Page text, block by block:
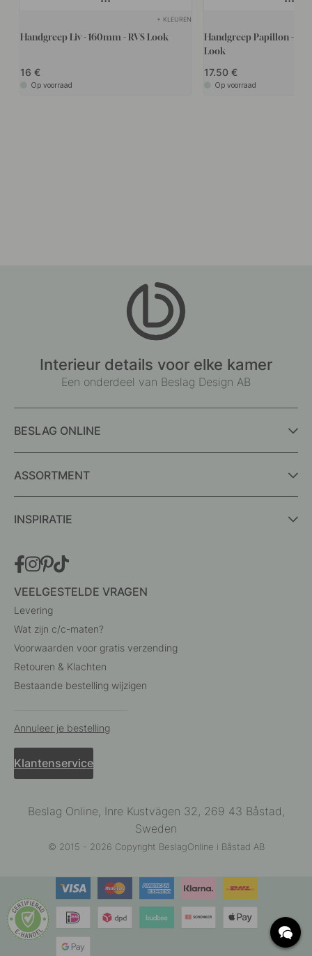
+ KLEUREN
Handgreep Liv - 160mm - RVS Look
16
Op voorraad
Handgreep Papillon -
Look
17.50
Op voorraad
Interieur details voor elke kamer
Een onderdeel van Beslag Design AB
BESLAG ONLINE
ASSORTMENT
INSPIRATIE
VEELGESTELDE VRAGEN
Levering
Wat zijn c/c-maten?
Voorwaarden voor gratis verzending
Retouren & Klachten
Bestaande bestelling wijzigen
Annuleer je bestelling
Klantenservice
Beslag Online, Inre Kustvägen 32, 269 43 Båstad,
Sweden
© 2015 - 2026 Copyright BeslagOnline i Båstad AB